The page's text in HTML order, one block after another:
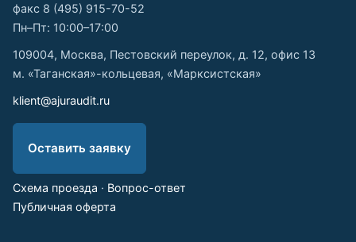
факс 8 (495) 915-70-52
Пн–Пт: 10:00–17:00
109004, Москва, Пестовский переулок, д. 12, офис 13
м. «Таганская»-кольцевая, «Марксистская»
klient@ajuraudit.ru
Оставить заявку
Схема проезда · Вопрос-ответ
Публичная оферта